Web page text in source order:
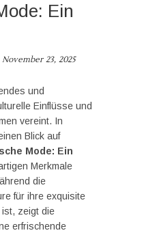
Ein
November 23, 2025
und
Einflüsse und
vereint. In
Blick auf
Mode: Ein
Merkmale
die
für ihre exquisite
zeigt die
erfrischende